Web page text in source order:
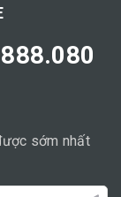
sớm nhất